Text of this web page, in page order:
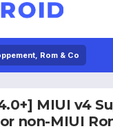
Rom & Co
MIUI v4
non-MIUI